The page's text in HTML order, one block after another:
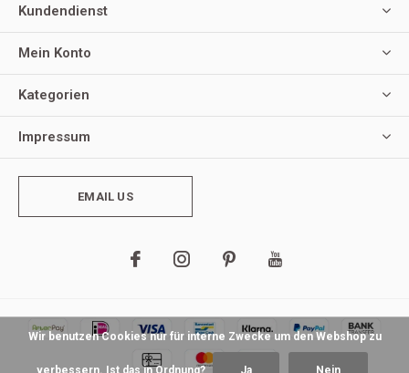
Kundendienst
Mein Konto
Kategorien
Impressum
EMAIL US
Wir benutzen Cookies nur für interne Zwecke um den Webshop zu
verbessern. Ist das in Ordnung? Ja Nein